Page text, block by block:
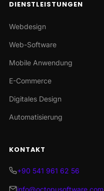
DIENSTLEISTUNGEN
Webdesign
Web-Software
Mobile Anwendung
E-Commerce
Digitales Design
Automatisierung
KONTAKT
+90 541 961 62 56
info@octopusoftware.com